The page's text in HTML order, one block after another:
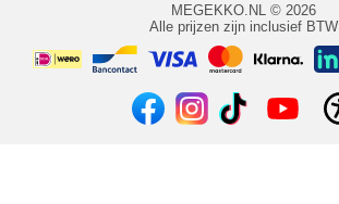
MEGEKKO.NL © 2026
Alle prijzen zijn inclusief BTW